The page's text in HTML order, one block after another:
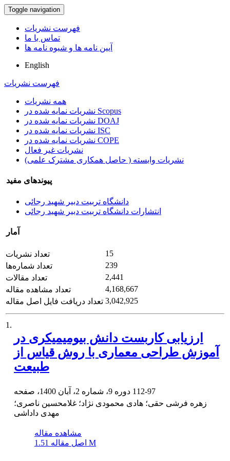
Toggle navigation
فهرست نشریات
تماس با ما
آیین نامه ها و شیوه نامه ها
English
فهرست نشریات
همه نشریات
نشریات نمایه شده در Scopus
نشریات نمایه شده در DOAJ
نشریات نمایه شده در ISC
نشریات نمایه شده در COPE
نشریات غیر فعال
نشریات وابسته ( حاصل همکاری مشترک علمی)
پیوندهای مفید
دانشگاه تربیت دبیر شهید رجائی
انتشارات دانشگاه تربیت دبیر شهید رجائی
آمار
تعداد نشریات
15
تعداد شماره‌ها
239
تعداد مقالات
2,441
تعداد مشاهده مقاله
4,168,667
تعداد دریافت فایل اصل مقاله 3,042,925
1.
ارزیابی کاربست دانش بیومیمیکری در
آموزش طراحی معماری با روش قیاس از
طبیعت
112-97
زهره فرشی حقی؛ هادی محمودی نژاد؛ غلامحسین ناصری؛
مهدی داداشی
مشاهده مقاله
اصل مقاله 1.51 M